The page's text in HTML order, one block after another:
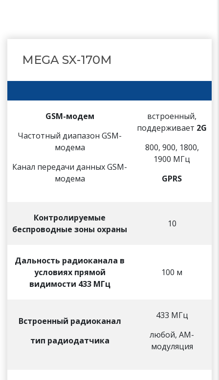
MEGA SX-170М
GSM-модем
Частотный диапазон GSM-
модема
Канал передачи данных GSM-
модема
встроенный,
поддерживает 2G
800, 900, 1800,
1900 МГц
GPRS
Контролируемые
беспроводные зоны охраны
10
Дальность радиоканала в
условиях прямой
видимости 433 МГц
100 м
Встроенный радиоканал
тип радиодатчика
433 МГц
любой, АМ-
модуляция